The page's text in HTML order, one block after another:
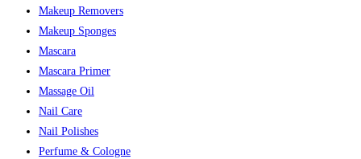
Makeup Removers
Makeup Sponges
Mascara
Mascara Primer
Massage Oil
Nail Care
Nail Polishes
Perfume & Cologne